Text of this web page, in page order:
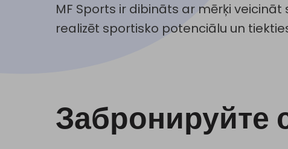
MF Sports ir dibināts ar mērķi
realizēt sportisko potenciālu un
Забронируйте